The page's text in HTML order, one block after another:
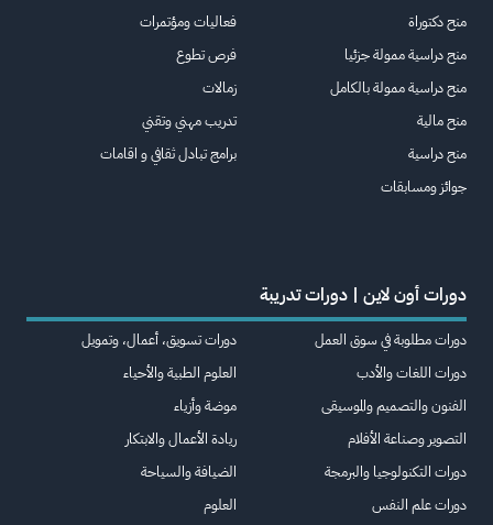
منح دكتوراة
منح دراسية ممولة جزئيا
منح دراسية ممولة بالكامل
منح مالية
منح دراسية
جوائز ومسابقات
فعاليات ومؤتمرات
فرص تطوع
زمالات
تدريب مهني وتقني
برامج تبادل ثقافي و اقامات
دورات أون لاين | دورات تدريبة
دورات مطلوبة في سوق العمل
دورات اللغات والأدب
الفنون والتصميم والموسيقى
التصوير وصناعة الأفلام
دورات التكنولوجيا والبرمجة
دورات علم النفس
دورات تسويق، أعمال، وتمويل
العلوم الطبية والأحياء
موضة وأزياء
ريادة الأعمال والابتكار
الضيافة والسياحة
العلوم